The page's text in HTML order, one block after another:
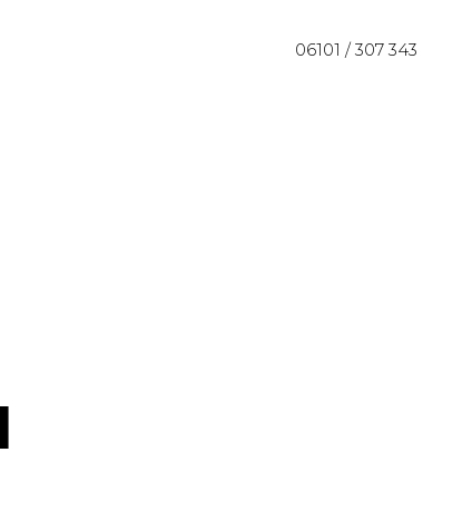
06101 / 307 343